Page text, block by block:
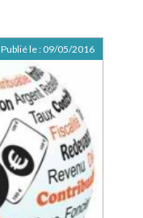
Publié le : 09/05/2016